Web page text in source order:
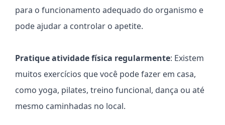
para o funcionamento adequado do organismo e
pode ajudar a controlar o apetite.
Pratique atividade física regularmente: Existem
muitos exercícios que você pode fazer em casa,
como yoga, pilates, treino funcional, dança ou até
mesmo caminhadas no local.